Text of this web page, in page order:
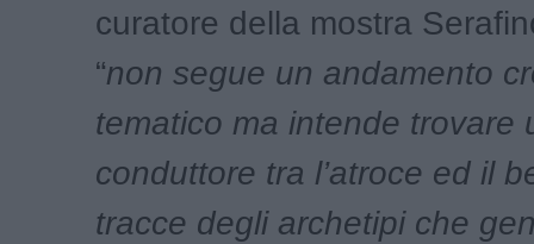
curatore della mostra
“non segue un andamento
tematico ma intende tro­vare
conduttore tra l’atroce ed il
tracce degli archetipi che